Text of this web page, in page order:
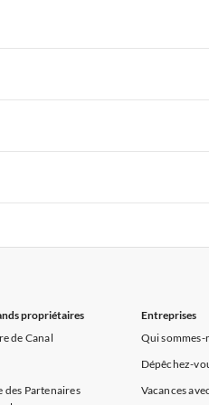
Appartements de Vacances à Provence
Appartements de Vacances à Provence
Appartements de Vacances à Provence
Appartements de Vacances à Provence
propriétaires
de Canal
des Partenaires
Entreprises
Qui sommes-
Dépêchez-
Vacances